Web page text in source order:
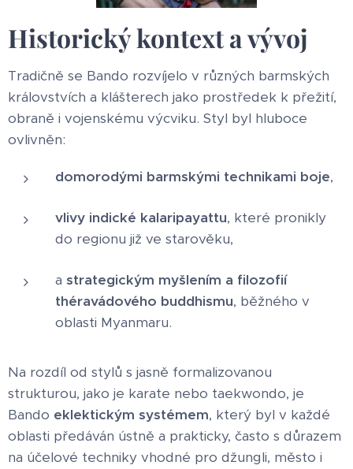
Historický kontext a vývoj
Tradičně se Bando rozvíjelo v různých barmských
královstvích a klášterech jako prostředek k přežití,
obraně i vojenskému výcviku. Styl byl hluboce
ovlivněn:
domorodými barmskými technikami boje,
vlivy indické kalaripayattu, které pronikly
do regionu již ve starověku,
a strategickým myšlením a filozofií
théravádového buddhismu, běžného v
oblasti Myanmaru.
Na rozdíl od stylů s jasně formalizovanou
strukturou, jako je karate nebo taekwondo, je
Bando eklektickým systémem, který byl v každé
oblasti předáván ústně a prakticky, často s důrazem
na účelové techniky vhodné pro džungli, město i